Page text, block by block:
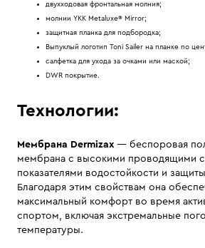
двухходовая фронтальная молния;
молнии YKK Metaluxe® Mirror;
защитная планка для подбородка;
Выпуклый логотип Toni Sailer на планке по
салфетка для ухода за очками или маской;
DWR покрытие.
Технологии:
Мембрана Dermizax — беспоровая
мембрана с высокими проводящими
показателями водостойкости и
Благодаря этим свойствам она
максимальный комфорт во время
спортом, включая экстремальные
температуры.